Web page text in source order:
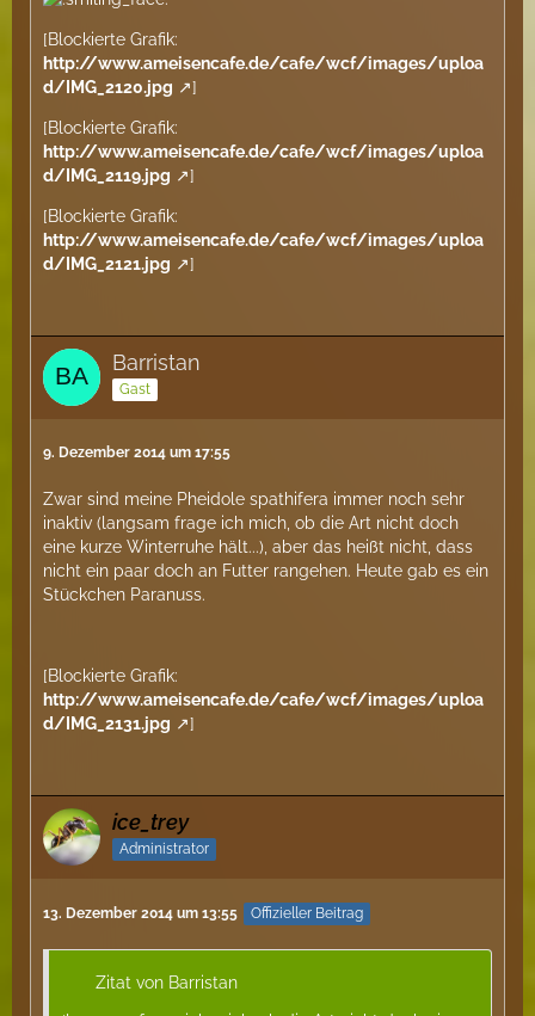
[Blockierte Grafik:
http://www.ameisencafe.de/cafe/wcf/images/uploa
d/IMG_2120.jpg
]
[Blockierte Grafik:
http://www.ameisencafe.de/cafe/wcf/images/uploa
d/IMG_2119.jpg
]
[Blockierte Grafik:
http://www.ameisencafe.de/cafe/wcf/images/uploa
d/IMG_2121.jpg
]
Barristan
Gast
9. Dezember 2014 um 17:55
Zwar sind meine Pheidole spathifera immer noch sehr
inaktiv (langsam frage ich mich, ob die Art nicht doch
eine kurze Winterruhe hält...), aber das heißt nicht, dass
nicht ein paar doch an Futter rangehen. Heute gab es ein
Stückchen Paranuss.
[Blockierte Grafik:
http://www.ameisencafe.de/cafe/wcf/images/uploa
d/IMG_2131.jpg
]
ice_trey
Administrator
13. Dezember 2014 um 13:55 Offizieller Beitrag
Zitat von Barristan